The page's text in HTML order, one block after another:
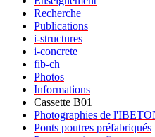
Recherche
Publications
i-structures
i-concrete
fib-ch
Photos
Informations
Cassette B01
Photographies de
Ponts poutres préfabriqués